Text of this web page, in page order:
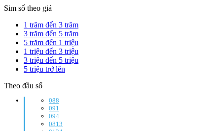
Sim số theo giá
1 trăm đến 3 trăm
3 trăm đến 5 trăm
5 trăm đến 1 triệu
1 triệu đến 3 triệu
3 triệu đến 5 triệu
5 triệu trở lên
Theo đầu số
088
091
094
0813